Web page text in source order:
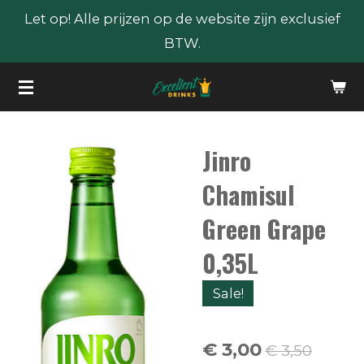
naar
de
hoofdinhoud
Let op! Alle prijzen op de website zijn exclusief
BTW.
Jinro
Chamisul
Green Grape
0,35L
Sale!
€ 3,00€ 3,50